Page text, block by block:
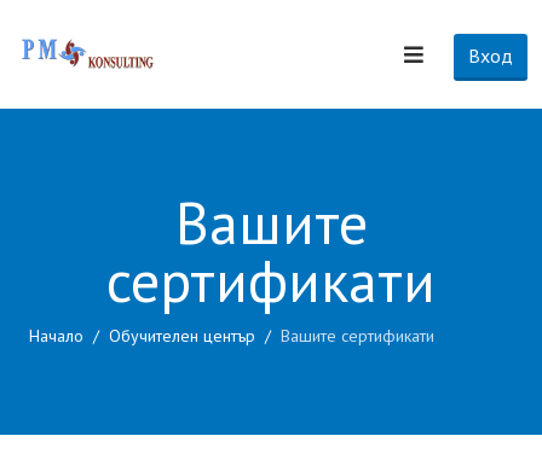
Вход
Вашите
сертификати
Начало Обучителен център Вашите сертификати